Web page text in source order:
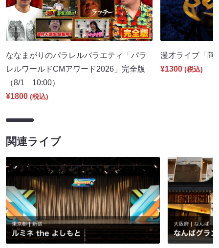
ななまがりのパラレルバラエティ「パラ
レルワールドCMアワード2026」完全版
（8/1 10:00）
¥1800 (税込)
漫才ライブ「
¥1300 (税込)
関連ライブ